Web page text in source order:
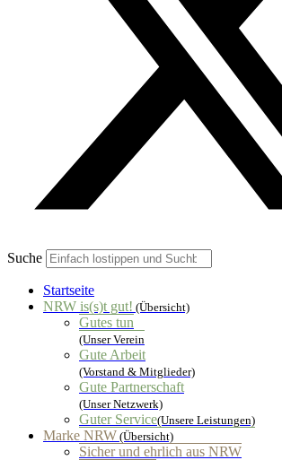
Suche
Startseite
NRW is(s)t gut! (Übersicht)
Gutes tun
(Unser Verein
Gute Arbeit
(Vorstand & Mitglieder)
Gute Partnerschaft
(Unser Netzwerk)
Guter Service(Unsere Leistungen)
Marke NRW (Übersicht)
Sicher und ehrlich aus NRW